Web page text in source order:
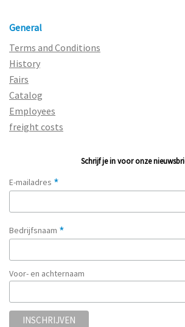
General
Terms and Conditions
History
Fairs
Catalog
Employees
freight costs
Schrijf je in voor onze
E-mailadres *
Bedrijfsnaam *
Voor- en achternaam